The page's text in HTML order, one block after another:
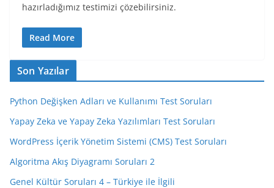
hazırladığımız testimizi çözebilirsiniz.
Read More
Son Yazılar
Python Değişken Adları ve Kullanımı Test Soruları
Yapay Zeka ve Yapay Zeka Yazılımları Test Soruları
WordPress İçerik Yönetim Sistemi (CMS) Test Soruları
Algoritma Akış Diyagramı Soruları 2
Genel Kültür Soruları 4 – Türkiye ile İlgili